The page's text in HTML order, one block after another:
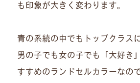
も印象が大きく変わります。
青の系統の中でもトップクラス
男の子でも女の子でも「大好き
すすめのランドセルカラーなので